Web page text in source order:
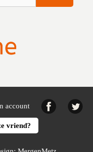
account Facebook
vriend?